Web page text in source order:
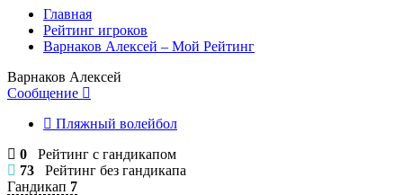
Главная
Рейтинг игроков
Варнаков Алексей – Мой Рейтинг
Варнаков Алексей
Сообщение
Пляжный волейбол
0 Рейтинг с гандикапом
73 Рейтинг без гандикапа
Гандикап 7